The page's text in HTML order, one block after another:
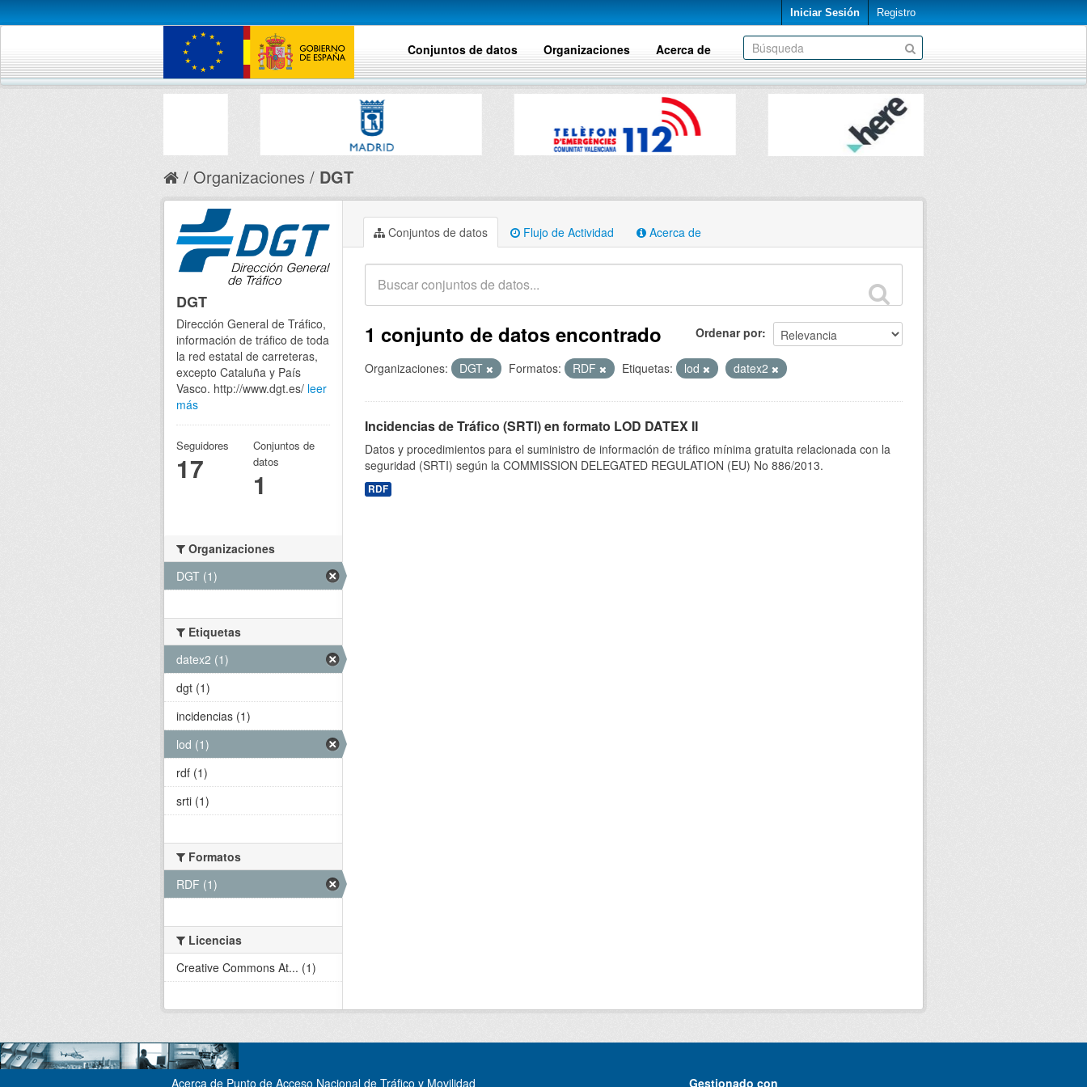
Iniciar Sesión Registro
Conjuntos de datos Organizaciones Acerca de
Organizaciones DGT
Conjuntos de datos Flujo de Actividad Acerca de
Ordenar por
1 conjunto de datos encontrado
Organizaciones: DGT Formatos: RDF Etiquetas: lod datex2
Incidencias de Tráfico (SRTI) en formato LOD DATEX II
Datos y procedimientos para el suministro de información de tráfico mínima gratuita relacionada con la
seguridad (SRTI) según la COMMISSION DELEGATED REGULATION (EU) No 886/2013.
RDF
DGT
Dirección General de Tráfico,
información de tráfico de toda
la red estatal de carreteras,
excepto Cataluña y País
Vasco. http://www.dgt.es/ leer
más
Seguidores
17
Conjuntos de
datos
1
Organizaciones
DGT (1)
Etiquetas
datex2 (1)
dgt (1)
incidencias (1)
lod (1)
rdf (1)
srti (1)
Formatos
RDF (1)
Licencias
Creative Commons At... (1)
Acerca de Punto de Acceso Nacional de Tráfico y Movilidad Gestionado con